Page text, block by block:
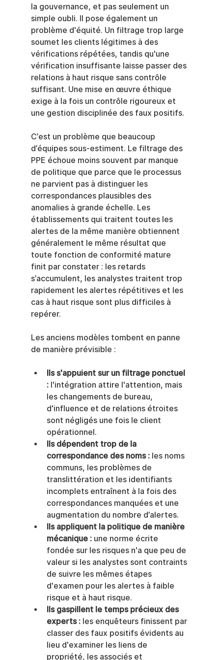
la gouvernance, et pas seulement un
simple oubli. Il pose également un
problème d'équité. Un filtrage trop large
soumet les clients légitimes à des
vérifications répétées, tandis qu'une
vérification insuffisante laisse passer des
relations à haut risque sans contrôle
suffisant. Une mise en œuvre éthique
exige à la fois un contrôle rigoureux et
une gestion disciplinée des faux positifs.
C’est un problème que beaucoup
d’équipes sous-estiment. Le filtrage des
PPE échoue moins souvent par manque
de politique que parce que le processus
ne parvient pas à distinguer les
correspondances plausibles des
anomalies à grande échelle. Les
établissements qui traitent toutes les
alertes de la même manière obtiennent
généralement le même résultat que
toute fonction de conformité mature
finit par constater : les retards
s’accumulent, les analystes traitent trop
rapidement les alertes répétitives et les
cas à haut risque sont plus difficiles à
repérer.
Les anciens modèles tombent en panne
de manière prévisible :
Ils s'appuient sur un filtrage ponctuel
: l'intégration attire l'attention, mais
les changements de bureau,
d'influence et de relations étroites
sont négligés une fois le client
opérationnel.
Ils dépendent trop de la
correspondance des noms : les noms
communs, les problèmes de
translittération et les identifiants
incomplets entraînent à la fois des
correspondances manquées et une
augmentation du nombre d’alertes.
Ils appliquent la politique de manière
mécanique : une norme écrite
fondée sur les risques n'a que peu de
valeur si les analystes sont contraints
de suivre les mêmes étapes
d'examen pour les alertes à faible
risque et à haut risque.
Ils gaspillent le temps précieux des
experts : les enquêteurs finissent par
classer des faux positifs évidents au
lieu d'examiner les liens de
propriété, les associés et